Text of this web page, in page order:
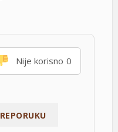
Nije korisno 0